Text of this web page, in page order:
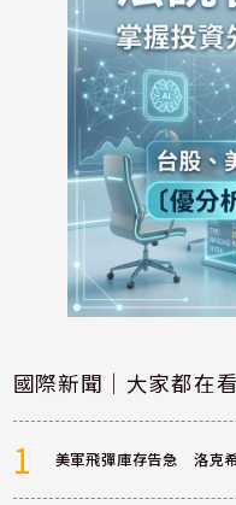
國際新聞｜大家都在看
1 美軍飛彈庫存告急 洛克